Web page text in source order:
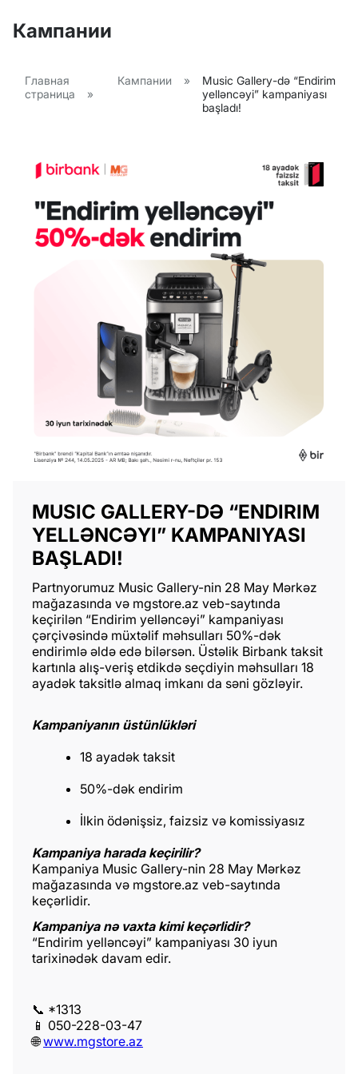
Кампании
Главная
страница
»
Кампании »
Music Gallery-də “Endirim
yelləncəyi” kampaniyası
başladı!
MUSIC GALLERY-DƏ “ENDIRIM
YELLƏNCƏYI” KAMPANIYASI
BAŞLADI!
Partnyorumuz Music Gallery-nin 28 May Mərkəz
mağazasında və mgstore.az veb-saytında
keçirilən “Endirim yelləncəyi” kampaniyası
çərçivəsində müxtəlif məhsulları 50%-dək
endirimlə əldə edə bilərsən. Üstəlik Birbank taksit
kartınla alış-veriş etdikdə seçdiyin məhsulları 18
ayadək taksitlə almaq imkanı da səni gözləyir.
Kampaniyanın üstünlükləri
18 ayadək taksit
50%-dək endirim
İlkin ödənişsiz, faizsiz və komissiyasız
Kampaniya harada keçirilir?
Kampaniya Music Gallery-nin 28 May Mərkəz
mağazasında və mgstore.az veb-saytında
keçərlidir.
Kampaniya nə vaxta kimi keçərlidir?
“Endirim yelləncəyi” kampaniyası 30 iyun
tarixinədək davam edir.
📞 *1313
📱 050-228-03-47
🌐www.mgstore.az